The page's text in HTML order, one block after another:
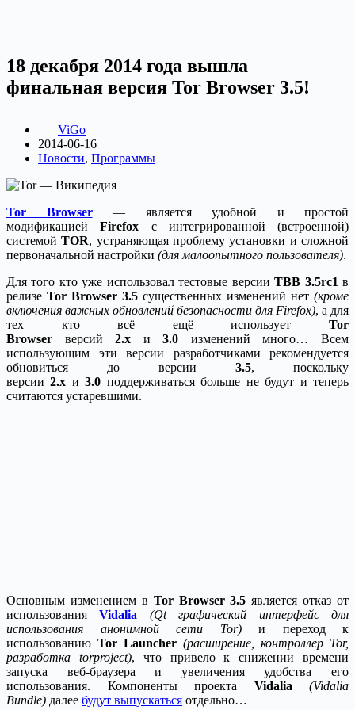
18 декабря 2014 года вышла
финальная версия Tor Browser 3.5!
ViGo
2014-06-16
Новости, Программы
Tor Browser— является удобной и простой
модификациейFirefox с интегрированной (встроенной)
системойTOR, устраняющая проблему установки и сложной
первоначальной настройки (для малоопытного пользователя).
Для того кто уже использовал тестовые версииTBB 3.5rc1 в
релизе Tor Browser 3.5 существенных изменений нет (кроме
включения важных обновлений безопасности для Firefox), а для
тех кто всё ещё использует Tor
Browser версий2.х и3.0 изменений много… Всем
использующим эти версии разработчиками рекомендуется
обновиться до версии 3.5, поскольку
версии2.х и3.0 поддерживаться больше не будут и теперь
считаются устаревшими.
Основным изменением в Tor Browser 3.5является отказ от
использованияVidalia
(Qt графический интерфейс для
использования анонимной сети Tor)и переход к
использованию Tor Launcher (расширение, контроллер Tor,
разработка torproject), что привело к снижении времени
запуска веб-браузера и увеличения удобства его
использования. Компоненты проекта Vidalia
(Vidalia
Bundle) далее будут выпускаться отдельно…